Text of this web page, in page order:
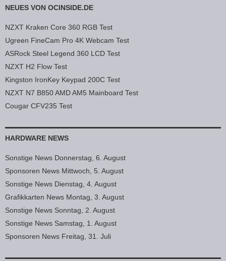
NEUES VON OCINSIDE.DE
NZXT Kraken Core 360 RGB Test
Ugreen FineCam Pro 4K Webcam Test
ASRock Steel Legend 360 LCD Test
NZXT H2 Flow Test
Kingston IronKey Keypad 200C Test
NZXT N7 B850 AMD AM5 Mainboard Test
Cougar CFV235 Test
HARDWARE NEWS
Sonstige News Donnerstag, 6. August
Sponsoren News Mittwoch, 5. August
Sonstige News Dienstag, 4. August
Grafikkarten News Montag, 3. August
Sonstige News Sonntag, 2. August
Sonstige News Samstag, 1. August
Sponsoren News Freitag, 31. Juli